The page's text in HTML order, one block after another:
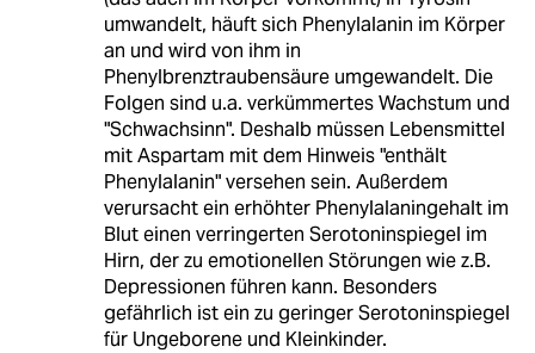
umwandelt, häuft sich Phenylalanin im Körper
an und wird von ihm in
Phenylbrenztraubensäure umgewandelt. Die
Folgen sind u.a. verkümmertes Wachstum und
"Schwachsinn". Deshalb müssen Lebensmittel
mit Aspartam mit dem Hinweis "enthält
Phenylalanin" versehen sein. Außerdem
verursacht ein erhöhter Phenylalaningehalt im
Blut einen verringerten Serotoninspiegel im
Hirn, der zu emotionellen Störungen wie z.B.
Depressionen führen kann. Besonders
gefährlich ist ein zu geringer Serotoninspiegel
für Ungeborene und Kleinkinder.